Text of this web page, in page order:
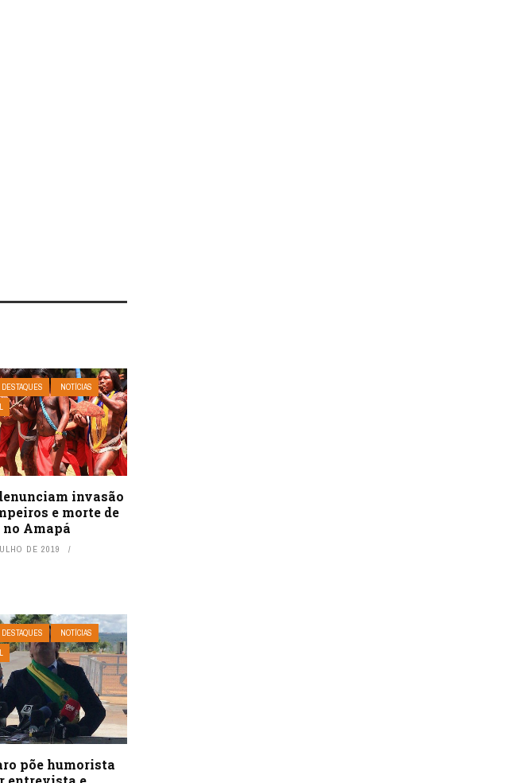
DESTAQUES
NOTÍCIAS
invasão
e morte de
no Amapá
DE 2019
DESTAQUES
NOTÍCIAS
põe humorista